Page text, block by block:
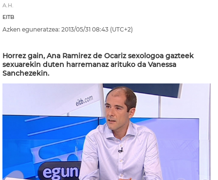
A.H.
EITB
Azken eguneratzea: 2013/05/31 08:43 (UTC+2)
Horrez gain, Ana Ramirez de Ocariz sexologoa gazteek
sexuarekin duten harremanaz arituko da Vanessa
Sanchezekin.